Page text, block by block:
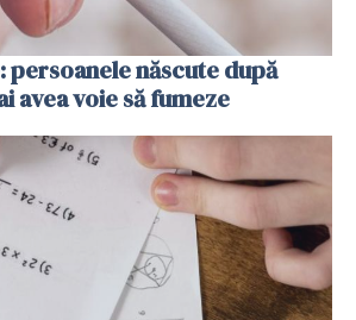
persoanele născute după
avea voie să fumeze